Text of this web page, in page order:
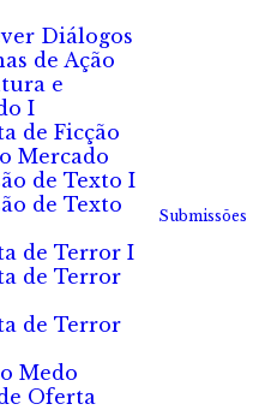
Diálogos
de Ação
e
I
de Ficção
Mercado
de Texto I
de Texto
de Terror I
de Terror
de Terror
Medo
Oferta
Submissões